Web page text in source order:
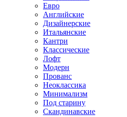
Евро
Английские
Дизайнерские
Итальянские
Кантри
Классические
Лофт
Модерн
Прованс
Неоклассика
Минимализм
Под старину
Скандинавские